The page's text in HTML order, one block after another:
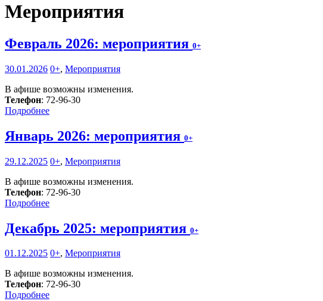
Мероприятия
Февраль 2026: мероприятия 0+
30.01.2026 0+, Мероприятия
В афише возможны изменения.
Телефон: 72-96-30
Подробнее
Январь 2026: мероприятия 0+
29.12.2025 0+, Мероприятия
В афише возможны изменения.
Телефон: 72-96-30
Подробнее
Декабрь 2025: мероприятия 0+
01.12.2025 0+, Мероприятия
В афише возможны изменения.
Телефон: 72-96-30
Подробнее